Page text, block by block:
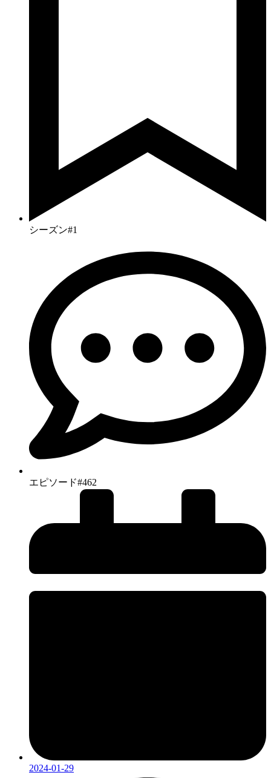
シーズン#1
エピソード#462
2024-01-29